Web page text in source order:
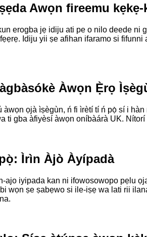
Awọn fireemu kẹkẹ-
erogba jẹ idiju ati pe o nilo deede
Idiju yii ṣe afihan ifaramo si
Àwọn Ẹ̀rọ
àwọn ọjà ìṣègùn, ń fi ìrètí tí ń pọ̀ sí i
ti gba àfiyèsí àwọn oníbàárà UK.
Ìrìn Àjò Àyípadà
ajo iyipada kan ni ifowosowopo pẹlu
wọn ṣe ṣabẹwo si ile-iṣẹ wa lati rii